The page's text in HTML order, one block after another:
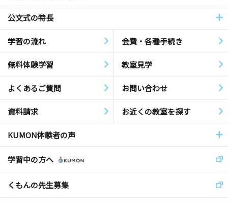
公文式の特長
学習の流れ 会費・各種手続き
無料体験学習 教室見学
よくあるご質問 お問い合わせ
資料請求 お近くの教室を探す
KUMON体験者の声
学習中の方へ
くもんの先生募集